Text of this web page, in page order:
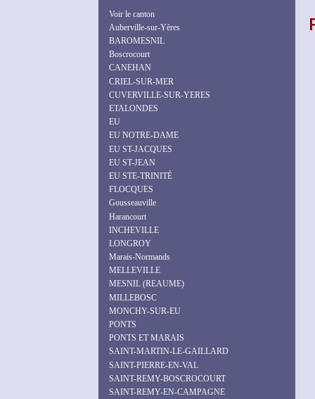
Voir le canton
Auberville-sur-Yères
BAROMESNIL
Boscrocourt
CANEHAN
CRIEL-SUR-MER
CUVERVILLE-SUR-YERES
ETALONDES
EU
EU NOTRE-DAME
EU ST-JACQUES
EU ST-JEAN
EU STE-TRINITÉ
FLOCQUES
Gousseauville
Harancourt
INCHEVILLE
LONGROY
Marais-Normands
MELLEVILLE
MESNIL (REAUME)
MILLEBOSC
MONCHY-SUR-EU
PONTS
PONTS ET MARAIS
SAINT-MARTIN-LE-GAILLARD
SAINT-PIERRE-EN-VAL
SAINT-REMY-BOSCROCOURT
SAINT-REMY-EN-CAMPAGNE